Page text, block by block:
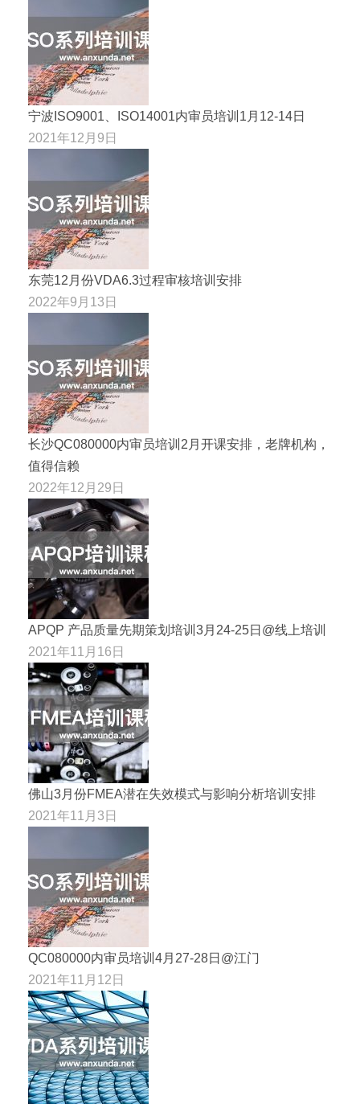
宁波ISO9001、ISO14001内审员培训1月12-14日
2021年12月9日
东莞12月份VDA6.3过程审核培训安排
2022年9月13日
长沙QC080000内审员培训2月开课安排，老牌机构，
值得信赖
2022年12月29日
APQP 产品质量先期策划培训3月24-25日@线上培训
2021年11月16日
佛山3月份FMEA潜在失效模式与影响分析培训安排
2021年11月3日
QC080000内审员培训4月27-28日@江门
2021年11月12日